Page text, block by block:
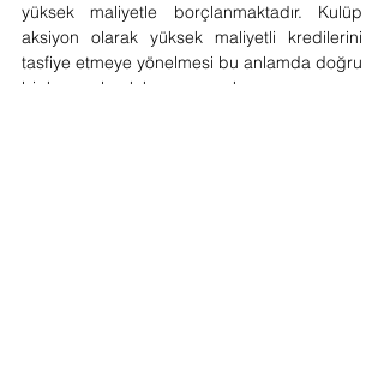
yüksek maliyetle borçlanmaktadır. Kulüp
aksiyon olarak yüksek maliyetli kredilerini
tasfiye etmeye yönelmesi bu anlamda doğru
bir karar olarak karşımıza çıkıyor.